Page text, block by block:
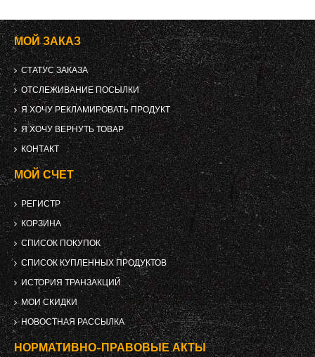
МОЙ ЗАКАЗ
СТАТУС ЗАКАЗА
ОТСЛЕЖИВАНИЕ ПОСЫЛКИ
Я ХОЧУ РЕКЛАМИРОВАТЬ ПРОДУКТ
Я ХОЧУ ВЕРНУТЬ ТОВАР
КОНТАКТ
МОЙ СЧЕТ
РЕГИСТР
КОРЗИНА
СПИСОК ПОКУПОК
СПИСОК КУПЛЕННЫХ ПРОДУКТОВ
ИСТОРИЯ ТРАНЗАКЦИЙ
МОИ СКИДКИ
НОВОСТНАЯ РАССЫЛКА
НОРМАТИВНО-ПРАВОВЫЕ АКТЫ